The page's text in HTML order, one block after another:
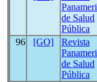
de Salud
Pública
96 [GO]
Revista
de Salud
Pública